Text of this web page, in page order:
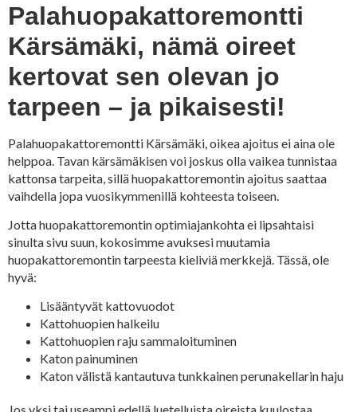
Palahuopakattoremontti
Kärsämäki, nämä oireet
kertovat sen olevan jo
tarpeen – ja pikaisesti!
Palahuopakattoremontti Kärsämäki, oikea ajoitus ei aina ole
helppoa. Tavan kärsämäkisen voi joskus olla vaikea tunnistaa
kattonsa tarpeita, sillä huopakattoremontin ajoitus saattaa
vaihdella jopa vuosikymmenillä kohteesta toiseen.
Jotta huopakattoremontin optimiajankohta ei lipsahtaisi
sinulta sivu suun, kokosimme avuksesi muutamia
huopakattoremontin tarpeesta kieliviä merkkejä. Tässä, ole
hyvä:
Lisääntyvät kattovuodot
Kattohuopien halkeilu
Kattohuopien raju sammaloituminen
Katon painuminen
Katon välistä kantautuva tunkkainen perunakellarin haju